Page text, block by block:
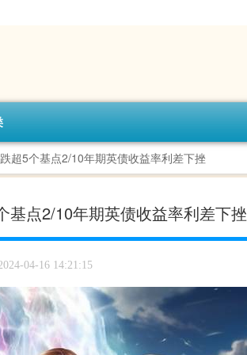
超5个基点2/10年期英债收益率利差下挫
基点2/10年期英债收益率利差下挫
04-16 14:21:15